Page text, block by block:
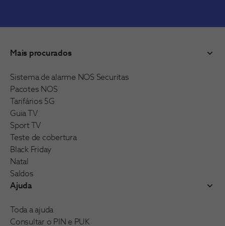
Mais procurados
Sistema de alarme NOS Securitas
Pacotes NOS
Tarifários 5G
Guia TV
Sport TV
Teste de cobertura
Black Friday
Natal
Saldos
Ajuda
Toda a ajuda
Consultar o PIN e PUK